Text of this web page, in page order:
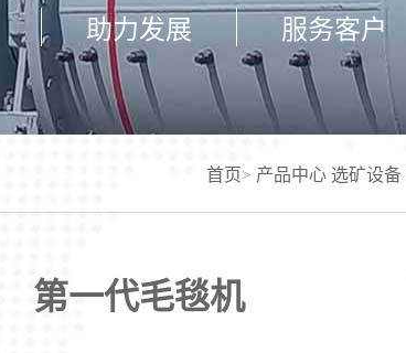
钱。
查看详情 +
助力发展 服务客户
首页> 产品中心 选矿设备
第一代毛毯机